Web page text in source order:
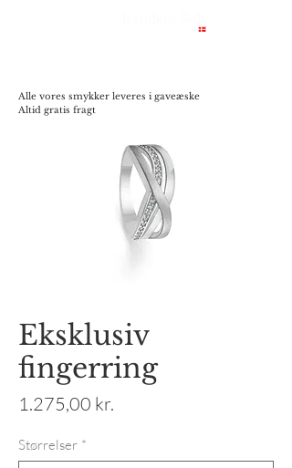
Eksklusiv
fingerring
1.275,00 kr.
Størrelser *
Alle vores smykker leveres i gaveæske
Altid gratis fragt